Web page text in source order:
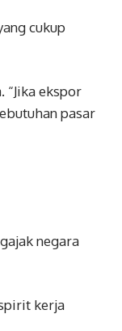
cukup
ekspor
pasar
negara
kerja